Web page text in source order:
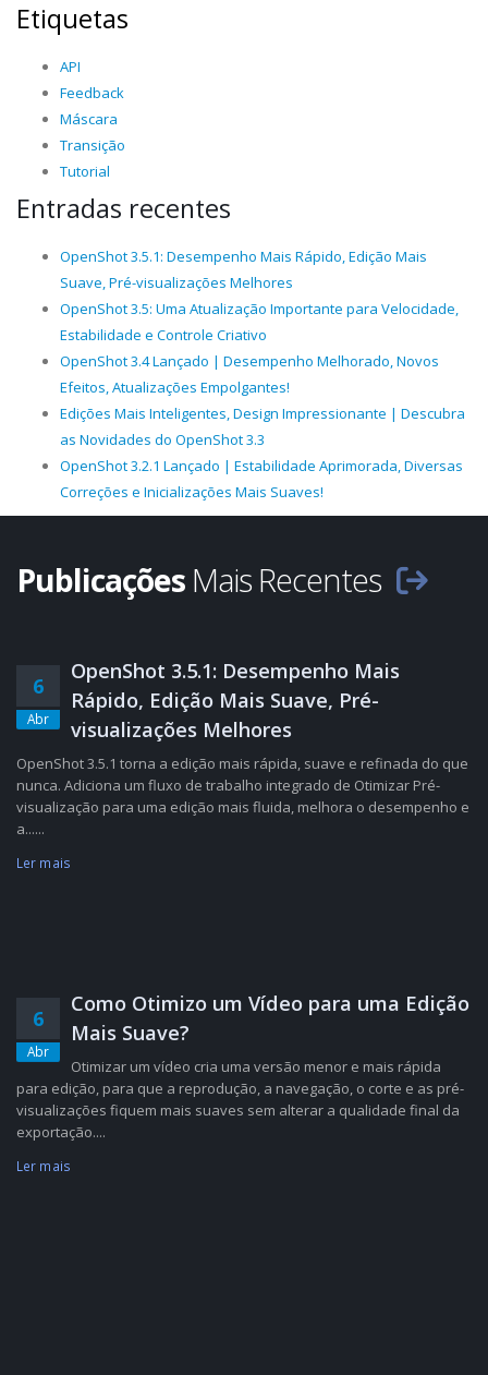
Etiquetas
API
Feedback
Máscara
Transição
Tutorial
Entradas recentes
OpenShot 3.5.1: Desempenho Mais Rápido, Edição Mais
Suave, Pré-visualizações Melhores
OpenShot 3.5: Uma Atualização Importante para Velocidade,
Estabilidade e Controle Criativo
OpenShot 3.4 Lançado | Desempenho Melhorado, Novos
Efeitos, Atualizações Empolgantes!
Edições Mais Inteligentes, Design Impressionante | Descubra
as Novidades do OpenShot 3.3
OpenShot 3.2.1 Lançado | Estabilidade Aprimorada, Diversas
Correções e Inicializações Mais Suaves!
Publicações Mais Recentes
6
Abr
OpenShot 3.5.1: Desempenho Mais
Rápido, Edição Mais Suave, Pré-
visualizações Melhores
OpenShot 3.5.1 torna a edição mais rápida, suave e refinada do que
nunca. Adiciona um fluxo de trabalho integrado de Otimizar Pré-
visualização para uma edição mais fluida, melhora o desempenho e
a......
Ler mais
6
Abr
Como Otimizo um Vídeo para uma Edição
Mais Suave?
Otimizar um vídeo cria uma versão menor e mais rápida
para edição, para que a reprodução, a navegação, o corte e as pré-
visualizações fiquem mais suaves sem alterar a qualidade final da
exportação....
Ler mais